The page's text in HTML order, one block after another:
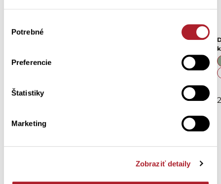
súhlasu
Potrebné
Preferencie
Štatistiky
Marketing
Zobraziť detaily
Dámske pyžamo KVETIA s
XL